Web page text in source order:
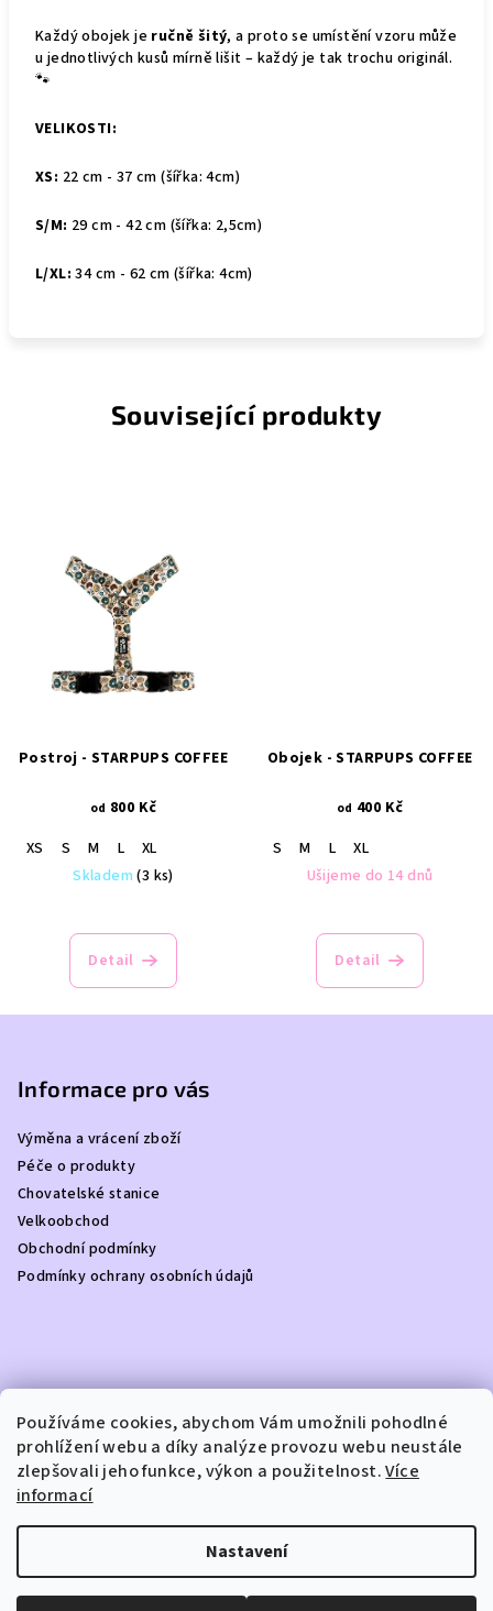
Používáme cookies, abychom Vám umožnili pohodlné
prohlížení webu a díky analýze provozu webu neustále
zlepšovali jeho funkce, výkon a použitelnost.Více
informací
Nastavení
Každý obojek je ručně šitý, a proto se umístění vzoru může
u jednotlivých kusů mírně lišit – každý je tak trochu originál.
🐾
VELIKOSTI:
XS: 22 cm - 37 cm (šířka: 4cm)
S/M: 29 cm - 42 cm (šířka: 2,5cm)
L/XL: 34 cm - 62 cm (šířka: 4cm)
Související produkty
Postroj - STARPUPS COFFEE
od 800 Kč
XS
S M L
XL
Skladem(3 ks)
Detail
Obojek - STARPUPS COFFEE
od 400 Kč
S
M L
XL
Ušijeme do 14 dnů
Detail
Informace pro vás
Výměna a vrácení zboží
Péče o produkty
Chovatelské stanice
Velkoobchod
Obchodní podmínky
Podmínky ochrany osobních údajů
Kontakt
info @dottydoggie.cz
+420739459984
DOTTY DOGGIE